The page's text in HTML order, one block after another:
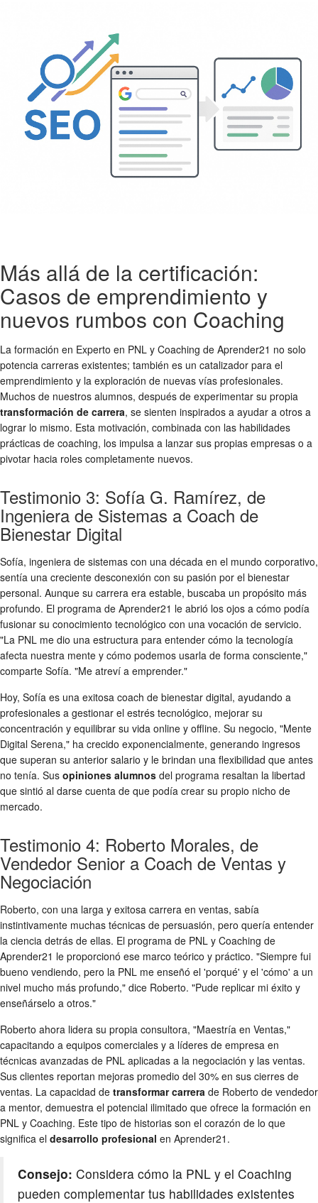
Más allá de la certificación:
Casos de emprendimiento y
nuevos rumbos con Coaching
La formación en Experto en PNL y Coaching de Aprender21 no solo
potencia carreras existentes; también es un catalizador para el
emprendimiento y la exploración de nuevas vías profesionales.
Muchos de nuestros alumnos, después de experimentar su propia
transformación de carrera, se sienten inspirados a ayudar a otros a
lograr lo mismo. Esta motivación, combinada con las habilidades
prácticas de coaching, los impulsa a lanzar sus propias empresas o a
pivotar hacia roles completamente nuevos.
Testimonio 3: Sofía G. Ramírez, de
Ingeniera de Sistemas a Coach de
Bienestar Digital
Sofía, ingeniera de sistemas con una década en el mundo corporativo,
sentía una creciente desconexión con su pasión por el bienestar
personal. Aunque su carrera era estable, buscaba un propósito más
profundo. El programa de Aprender21 le abrió los ojos a cómo podía
fusionar su conocimiento tecnológico con una vocación de servicio.
"La PNL me dio una estructura para entender cómo la tecnología
afecta nuestra mente y cómo podemos usarla de forma consciente,"
comparte Sofía. "Me atreví a emprender."
Hoy, Sofía es una exitosa coach de bienestar digital, ayudando a
profesionales a gestionar el estrés tecnológico, mejorar su
concentración y equilibrar su vida online y offline. Su negocio, "Mente
Digital Serena," ha crecido exponencialmente, generando ingresos
que superan su anterior salario y le brindan una flexibilidad que antes
no tenía. Sus opiniones alumnos del programa resaltan la libertad
que sintió al darse cuenta de que podía crear su propio nicho de
mercado.
Testimonio 4: Roberto Morales, de
Vendedor Senior a Coach de Ventas y
Negociación
Roberto, con una larga y exitosa carrera en ventas, sabía
instintivamente muchas técnicas de persuasión, pero quería entender
la ciencia detrás de ellas. El programa de PNL y Coaching de
Aprender21 le proporcionó ese marco teórico y práctico. "Siempre fui
bueno vendiendo, pero la PNL me enseñó el 'porqué' y el 'cómo' a un
nivel mucho más profundo," dice Roberto. "Pude replicar mi éxito y
enseñárselo a otros."
Roberto ahora lidera su propia consultora, "Maestría en Ventas,"
capacitando a equipos comerciales y a líderes de empresa en
técnicas avanzadas de PNL aplicadas a la negociación y las ventas.
Sus clientes reportan mejoras promedio del 30% en sus cierres de
ventas. La capacidad de transformar carrera de Roberto de vendedor
a mentor, demuestra el potencial ilimitado que ofrece la formación en
PNL y Coaching. Este tipo de historias son el corazón de lo que
significa el desarrollo profesional en Aprender21.
Consejo: Considera cómo la PNL y el Coaching
pueden complementar tus habilidades existentes